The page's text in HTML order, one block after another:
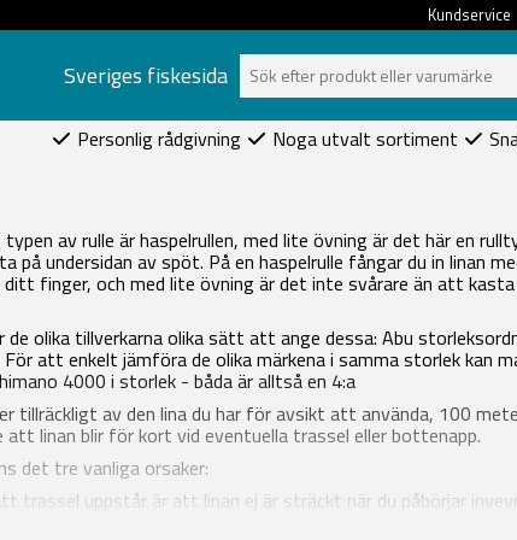
Kundservice
Sveriges fiskesida
Personlig rådgivning Noga utvalt sortiment
av rulle är haspelrullen, med lite övning är det här en
undersidan av spöt. På en haspelrulle fångar du in linan
ditt finger, och med lite övning är det inte svårare än att
de olika tillverkarna olika sätt att ange dessa: Abu
att enkelt jämföra de olika märkena i samma storlek kan
4000 i storlek - båda är alltså en 4:a
tillräckligt av den lina du har för avsikt att använda, 100
att linan blir för kort vid eventuella trassel eller bottenapp.
det tre vanliga orsaker:
trassel uppstår är att linan ej är sträckt när du påbörjar
sig löst och har bildat en ögla. Allt är frid och fröjd under